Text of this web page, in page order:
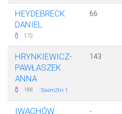
HEYDEBRECK
DANIEL
172
66
HRYNKIEWICZ-
PAWŁASZEK
ANNA
188 · Swim2tri 1
143
IWACHÓW
-